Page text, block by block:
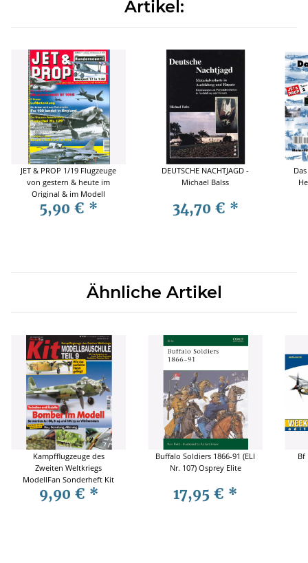
Artikel:
JET & PROP 1/19 Flugzeuge
von gestern & heute im
Original & im Modell
5,90 € *
DEUTSCHE NACHTJAGD -
Michael Balss
34,70 € *
Ähnliche Artikel
Kampfflugzeuge des
Zweiten Weltkriegs
ModellFan Sonderheft Kit
Modellbauschule Teil 9
9,90 € *
Buffalo Soldiers 1866-91 (ELI
Nr. 107) Osprey Elite
17,95 € *
Bf